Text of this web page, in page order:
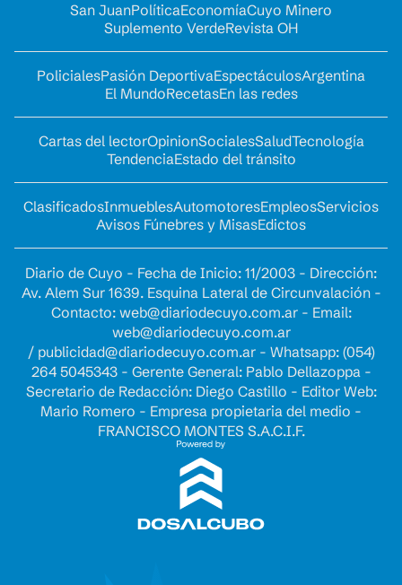
San JuanPolíticaEconomíaCuyo Minero
Suplemento VerdeRevista OH
PolicialesPasión DeportivaEspectáculosArgentina
El MundoRecetasEn las redes
Cartas del lectorOpinionSocialesSaludTecnología
TendenciaEstado del tránsito
ClasificadosInmueblesAutomotoresEmpleosServicios
Avisos Fúnebres y MisasEdictos
Diario de Cuyo - Fecha de Inicio: 11/2003 - Dirección:
Av. Alem Sur 1639. Esquina Lateral de Circunvalación -
Contacto: web@diariodecuyo.com.ar- Email:
web@diariodecuyo.com.ar
/ publicidad@diariodecuyo.com.ar- Whatsapp: (054)
264 5045343 - Gerente General: Pablo Dellazoppa -
Secretario de Redacción: Diego Castillo - Editor Web:
Mario Romero - Empresa propietaria del medio -
FRANCISCO MONTES S.A.C.I.F.